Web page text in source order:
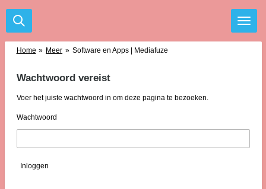
Ga
direct
Home » Meer » Software en Apps | Mediafuze
Wachtwoord vereist
Voer het juiste wachtwoord in om deze pagina te bezoeken.
Wachtwoord
Inloggen